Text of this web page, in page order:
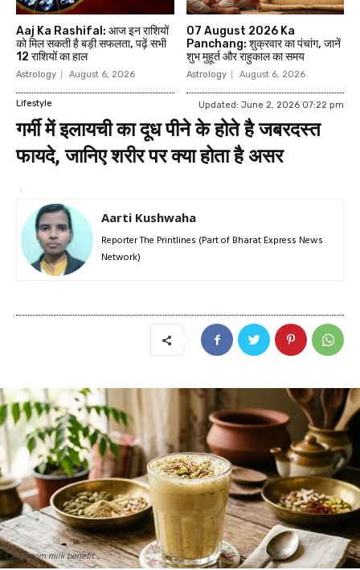
Aaj Ka Rashifal: आज इन राशियों
को मिल सकती है बड़ी सफलता, पढ़ें सभी
12 राशियों का हाल
Astrology August 6, 2026
07 August 2026 Ka
Panchang: शुक्रवार का पंचांग, जानें
शुभ मुहूर्त और राहुकाल का समय
Astrology August 6, 2026